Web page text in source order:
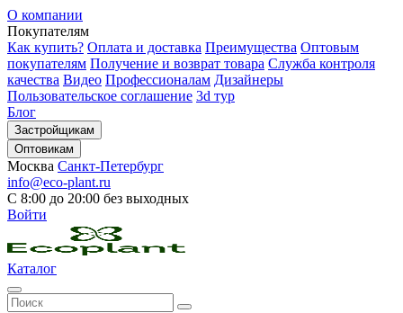
О компании
Покупателям
Как купить? Оплата и доставка Преимущества Оптовым
покупателям Получение и возврат товара Служба контроля
качества Видео Профессионалам Дизайнеры
Пользовательское соглашение 3d тур
Блог
Застройщикам
Оптовикам
Москва Санкт-Петербург
info@eco-plant.ru
С 8:00 до 20:00 без выходных
Войти
Каталог